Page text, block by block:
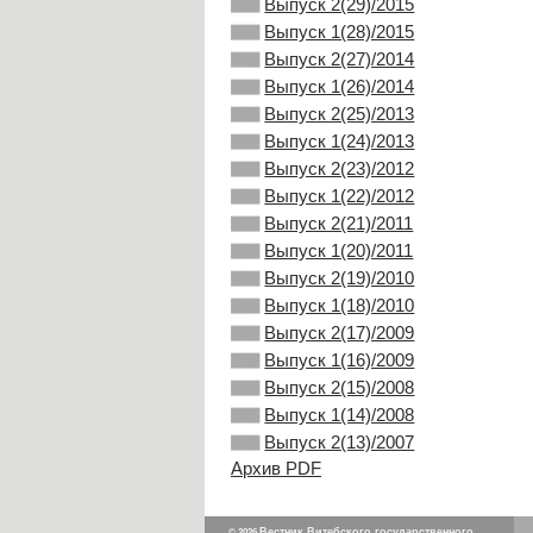
Выпуск 2(29)/2015
Выпуск 1(28)/2015
Выпуск 2(27)/2014
Выпуск 1(26)/2014
Выпуск 2(25)/2013
Выпуск 1(24)/2013
Выпуск 2(23)/2012
Выпуск 1(22)/2012
Выпуск 2(21)/2011
Выпуск 1(20)/2011
Выпуск 2(19)/2010
Выпуск 1(18)/2010
Выпуск 2(17)/2009
Выпуск 1(16)/2009
Выпуск 2(15)/2008
Выпуск 1(14)/2008
Выпуск 2(13)/2007
Архив PDF